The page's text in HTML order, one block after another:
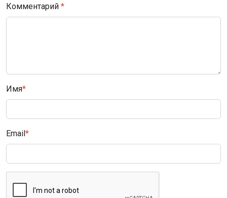
Комментарий *
Имя*
Email*